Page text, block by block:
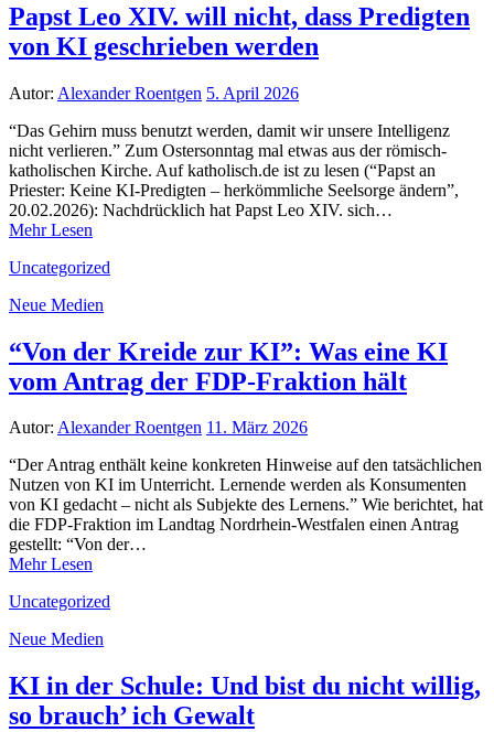
Papst Leo XIV. will nicht, dass Predigten
von KI geschrieben werden
Autor: Alexander Roentgen 5. April 2026
“Das Gehirn muss benutzt werden, damit wir unsere Intelligenz
nicht verlieren.” Zum Ostersonntag mal etwas aus der römisch-
katholischen Kirche. Auf katholisch.de ist zu lesen (“Papst an
Priester: Keine KI-Predigten – herkömmliche Seelsorge ändern”,
20.02.2026): Nachdrücklich hat Papst Leo XIV. sich…
Mehr Lesen
Uncategorized
Neue Medien
“Von der Kreide zur KI”: Was eine KI
vom Antrag der FDP-Fraktion hält
Autor: Alexander Roentgen 11. März 2026
“Der Antrag enthält keine konkreten Hinweise auf den tatsächlichen
Nutzen von KI im Unterricht. Lernende werden als Konsumenten
von KI gedacht – nicht als Subjekte des Lernens.” Wie berichtet, hat
die FDP-Fraktion im Landtag Nordrhein-Westfalen einen Antrag
gestellt: “Von der…
Mehr Lesen
Uncategorized
Neue Medien
KI in der Schule: Und bist du nicht willig,
so brauch’ ich Gewalt